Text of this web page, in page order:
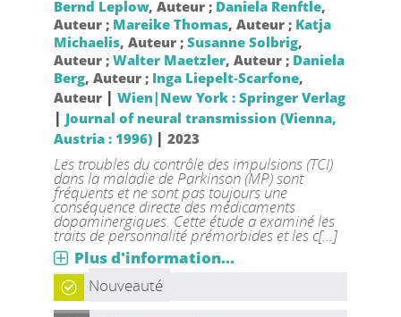
Bernd Leplow, Auteur ; Daniela Renftle,
Auteur ; Mareike Thomas, Auteur ; Katja
Michaelis, Auteur ; Susanne Solbrig,
Auteur ; Walter Maetzler, Auteur ; Daniela
Berg, Auteur ; Inga Liepelt‑Scarfone,
Auteur | Wien|New York : Springer Verlag
| Journal of neural transmission (Vienna,
Austria : 1996)| 2023
Les troubles du contrôle des impulsions (TCI)
dans la maladie de Parkinson (MP) sont
fréquents et ne sont pas toujours une
conséquence directe des médicaments
dopaminergiques. Cette étude a examiné les
traits de personnalité prémorbides et les c[...]
Plus d'information...
Nouveauté